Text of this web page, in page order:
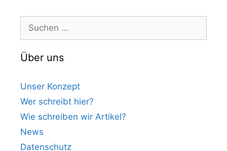
nach:
Über uns
Unser Konzept
Wer schreibt hier?
Wie schreiben wir Artikel?
News
Datenschutz